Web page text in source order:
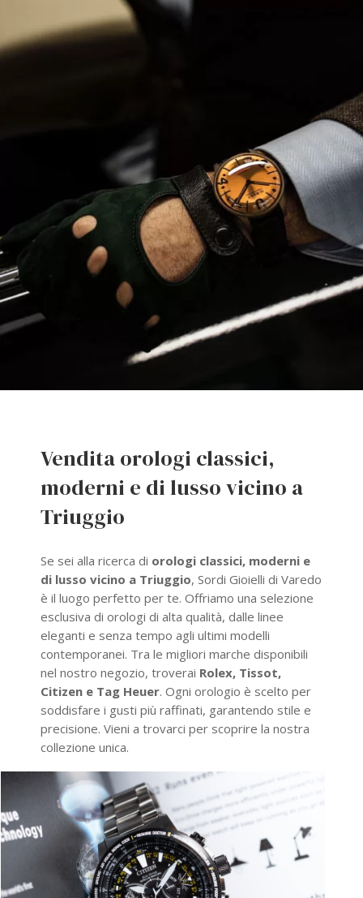
Vendita orologi classici,
moderni e di lusso vicino a
Triuggio
Se sei alla ricerca di orologi classici, moderni e
di lusso vicino a Triuggio, Sordi Gioielli di Varedo
è il luogo perfetto per te. Offriamo una selezione
esclusiva di orologi di alta qualità, dalle linee
eleganti e senza tempo agli ultimi modelli
contemporanei. Tra le migliori marche disponibili
nel nostro negozio, troverai Rolex, Tissot,
Citizen e Tag Heuer. Ogni orologio è scelto per
soddisfare i gusti più raffinati, garantendo stile e
precisione. Vieni a trovarci per scoprire la nostra
collezione unica.